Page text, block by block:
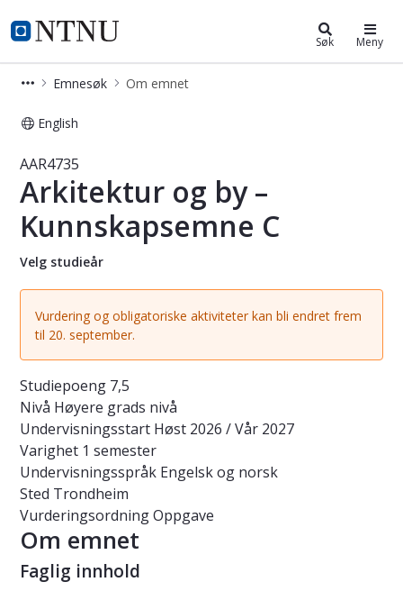
NTNU Hjemmeside
Studier Søk Meny
Emnesøk Om emnet
English
Emne - Arkitektur og by –
AAR4735
Arkitektur og by –
Kunnskapsemne C
Velg studieår
Vurdering og obligatoriske aktiviteter kan bli endret frem
til 20. september.
Studiepoeng 7,5
Nivå Høyere grads nivå
Undervisningsstart Høst 2026 / Vår 2027
Varighet 1 semester
Undervisningsspråk Engelsk og norsk
Sted Trondheim
VurderingsordningOppgave
Om emnet
Faglig innhold